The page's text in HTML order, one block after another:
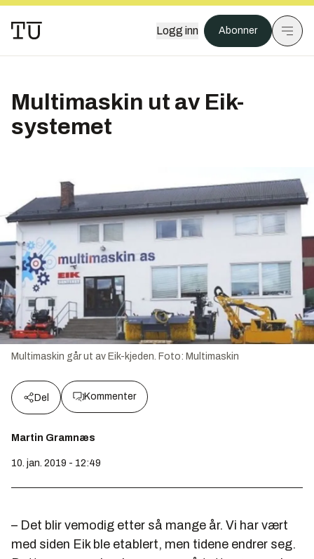
Logg inn Abonner
Multimaskin ut av Eik-
systemet
Multimaskin går ut av Eik-kjeden. Foto: Multimaskin
Del Kommenter
Martin Gramnæs
10. jan. 2019 - 12:49
– Det blir vemodig etter så mange år. Vi har vært
med siden Eik ble etablert, men tidene endrer seg.